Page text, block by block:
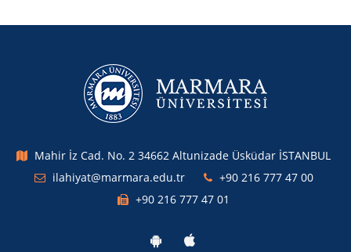
Mahir İz Cad. No. 2 34662 Altunizade Üsküdar İSTANBUL
ilahiyat@marmara.edu.tr
+90 216 777 47 00
+90 216 777 47 01